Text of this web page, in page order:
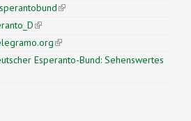
(link is external)
(link is external)
(link is external)
Esperanto-Bund: Sehenswertes